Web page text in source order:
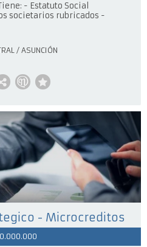
- Estatuto Social
societarios rubricados -
/ ASUNCIÓN
- Microcreditos